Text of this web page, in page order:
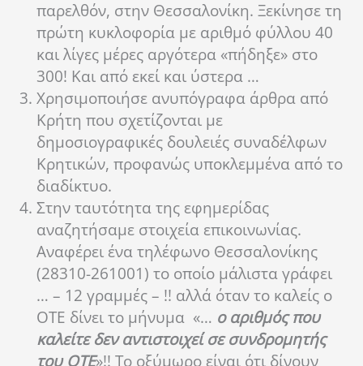
παρελθόν, στην Θεσσαλονίκη. Ξεκίνησε τη
πρώτη κυκλοφορία με αριθμό φύλλου 40
και λίγες μέρες αργότερα «πήδηξε» στο
300! Και από εκεί και ύστερα …
Χρησιμοποιήσε ανυπόγραφα άρθρα από
Κρήτη που σχετίζονται με
δημοσιογραφικές δουλειές συναδέλφων
Κρητικών, προφανώς υποκλεμμένα από το
διαδίκτυο.
Στην ταυτότητα της εφημερίδας
αναζητήσαμε στοιχεία επικοινωνίας.
Αναφέρει ένα τηλέφωνο Θεσσαλονίκης
(28310-261001) το οποίο μάλιστα γράφει
… – 12 γραμμές – !! αλλά όταν το καλείς ο
ΟΤΕ δίνει το μήνυμα «… ο αριθμός που
καλείτε δεν αντιστοιχεί σε συνδρομητής
του ΟΤΕ»!! Το οξύμωρο είναι ότι δίνουν